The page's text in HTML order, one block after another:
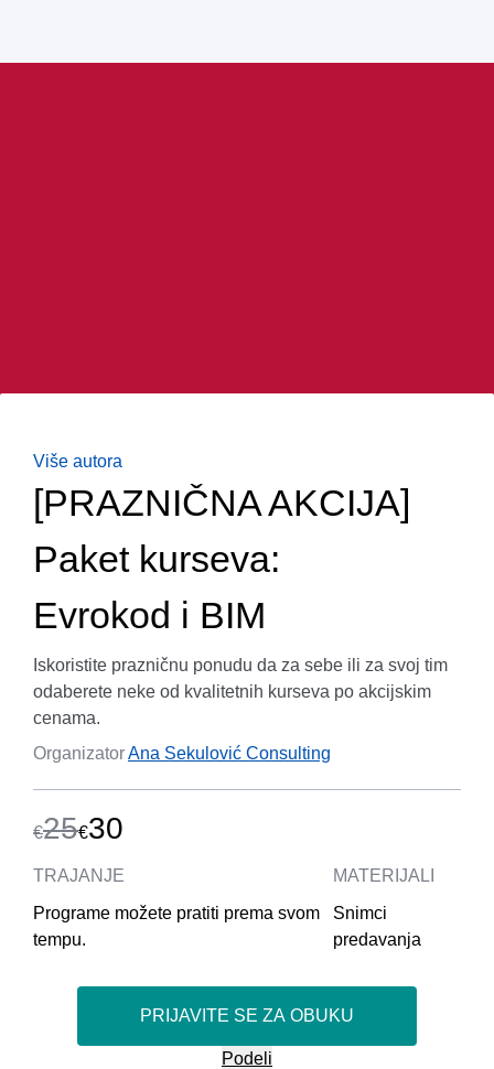
Više autora
[PRAZNIČNA AKCIJA]
Paket kurseva:
Evrokod i BIM
Iskoristite prazničnu ponudu da za sebe ili za svoj tim
odaberete neke od kvalitetnih kurseva po akcijskim
cenama.
OrganizatorAna Sekulović Consulting
€25€30
TRAJANJE
Programe možete pratiti prema svom
tempu.
MATERIJALI
Snimci
predavanja
PRIJAVITE SE ZA OBUKU
Podeli